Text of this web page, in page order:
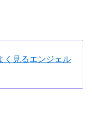
く見るエンジェル